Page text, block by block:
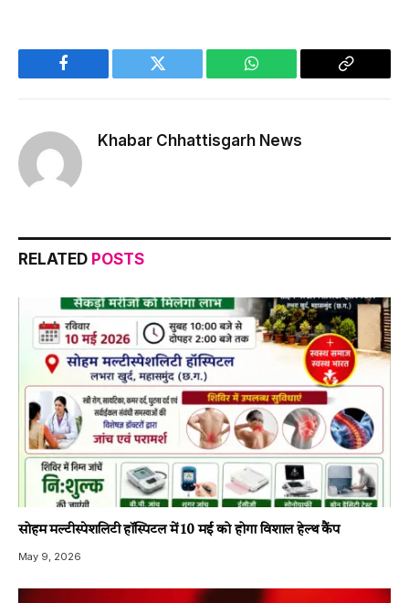
Facebook Twitter WhatsApp
Copy
Khabar Chhattisgarh News
RELATED POSTS
सोहम मल्टीस्पेशलिटी हॉस्पिटल में 10 मई को होगा विशाल हेल्थ कैंप
May 9, 2026